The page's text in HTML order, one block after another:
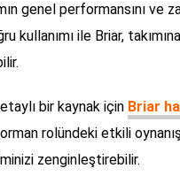
genel performansını ve
kullanımı ile Briar, takımına
bir kaynak için Briar
rolündeki etkili
zenginleştirebilir.